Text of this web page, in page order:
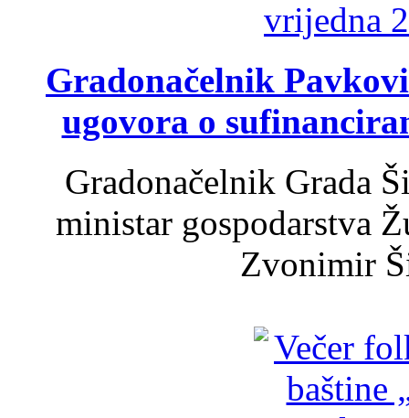
Gradonačelnik
ugovora o
Gradonačelnik Grada
ministar gospodarstva
Zvonimir